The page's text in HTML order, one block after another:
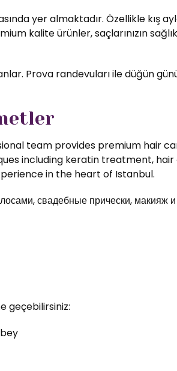
yer almaktadır. Özellikle kış
kalite ürünler, saçlarınızın
Prova randevuları ile düğün
team provides premium hair
including keratin treatment,
in the heart of Istanbul.
свадебные прически, макияж
geçebilirsiniz: